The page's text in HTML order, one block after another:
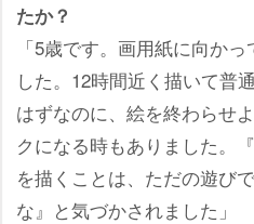
たか？
「5歳です。画用紙に向か
した。12時間近く描いて普
はずなのに、絵を終わらせ
クになる時もありました。
を描くことは、ただの遊び
な』と気づかされました」